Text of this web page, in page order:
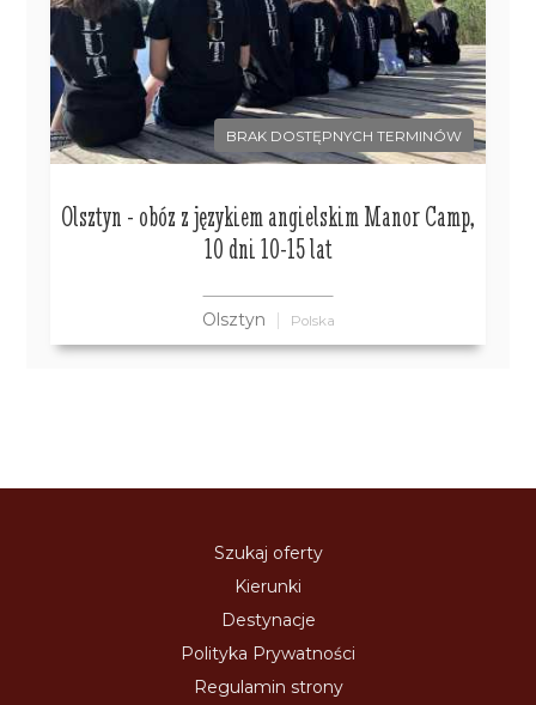
BRAK DOSTĘPNYCH TERMINÓW
Olsztyn - obóz z językiem angielskim Manor Camp,
10 dni 10-15 lat
Olsztyn Polska
Szukaj oferty
Kierunki
Destynacje
Polityka Prywatności
Regulamin strony